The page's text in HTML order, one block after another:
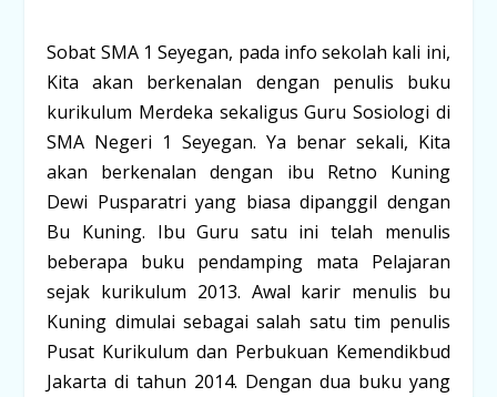
Sobat SMA 1 Seyegan, pada info sekolah kali ini,
Kita akan berkenalan dengan penulis buku
kurikulum Merdeka sekaligus Guru Sosiologi di
SMA Negeri 1 Seyegan. Ya benar sekali, Kita
akan berkenalan dengan ibu Retno Kuning
Dewi Pusparatri yang biasa dipanggil dengan
Bu Kuning. Ibu Guru satu ini telah menulis
beberapa buku pendamping mata Pelajaran
sejak kurikulum 2013. Awal karir menulis bu
Kuning dimulai sebagai salah satu tim penulis
Pusat Kurikulum dan Perbukuan Kemendikbud
Jakarta di tahun 2014. Dengan dua buku yang